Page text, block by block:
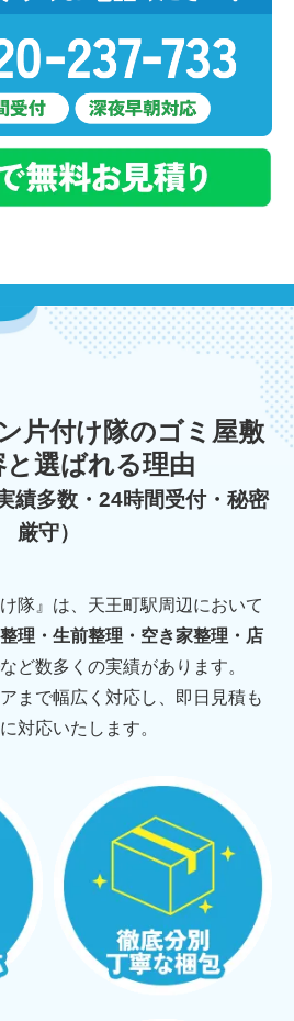
片付け隊のゴミ屋敷
と選ばれる理由
績多数・24時間受付・秘密
厳守）
隊』は、天王町駅周辺において
理・生前整理・空き家整理・店
など数多くの実績があります。
まで幅広く対応し、即日見積も
対応いたします。